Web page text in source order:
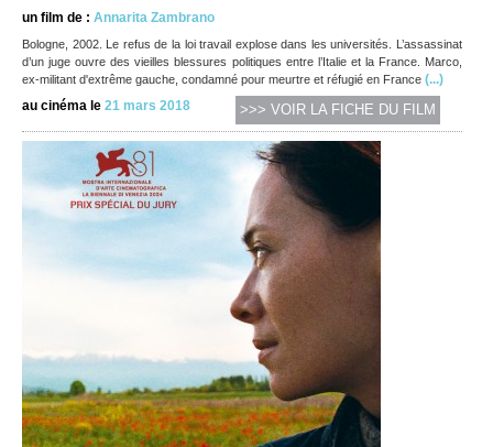
un film de : Annarita Zambrano
Bologne, 2002. Le refus de la loi travail explose dans les universités. L’assassinat
d’un juge ouvre des vieilles blessures politiques entre l’Italie et la France. Marco,
ex-militant d'extrême gauche, condamné pour meurtre et réfugié en France (...)
au cinéma le 21 mars 2018 >>> VOIR LA FICHE DU FILM